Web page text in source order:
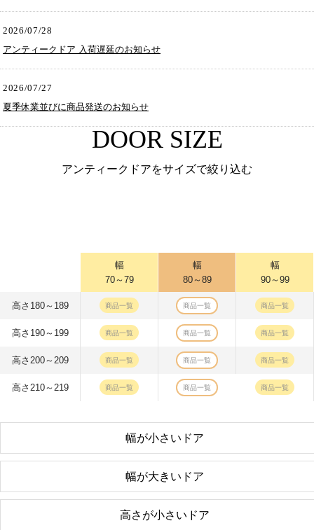
2026/07/28
アンティークドア 入荷遅延のお知らせ
2026/07/27
夏季休業並びに商品発送のお知らせ
DOOR SIZE
アンティークドアをサイズで絞り込む
幅
70～79
幅
80～89
幅
90～99
高さ180～189 商品一覧 商品一覧 商品一覧
高さ190～199 商品一覧 商品一覧 商品一覧
高さ200～209 商品一覧 商品一覧 商品一覧
高さ210～219 商品一覧 商品一覧 商品一覧
幅が小さいドア
幅が大きいドア
高さが小さいドア